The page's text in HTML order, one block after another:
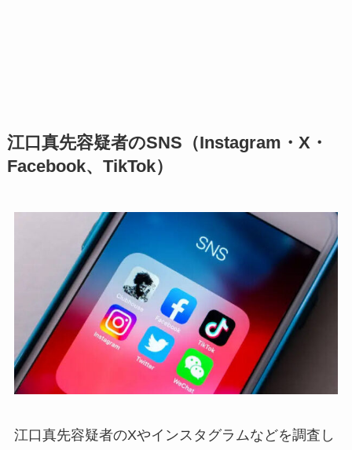
江口真先容疑者のSNS（Instagram・X・
Facebook、TikTok）
江口真先容疑者のXやインスタグラムなどを調査し